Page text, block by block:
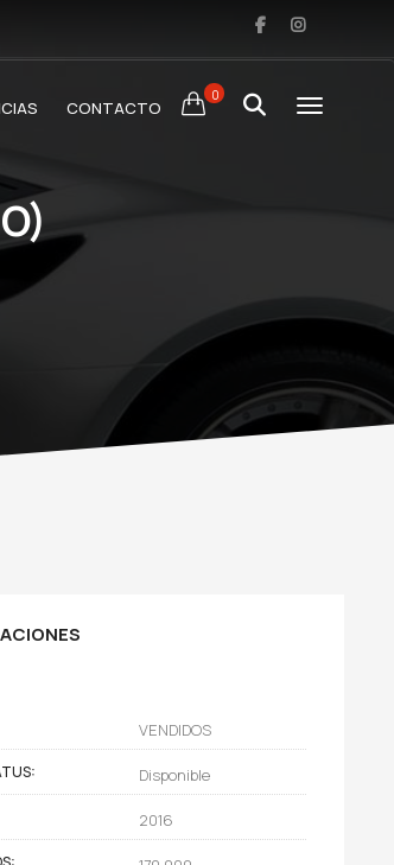
0
CONTACTO
VENDIDOS
Disponible
2016